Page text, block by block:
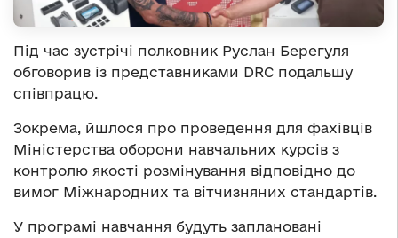
Під час зустрічі полковник Руслан Берегуля
обговорив із представниками DRC подальшу
співпрацю.
Зокрема, йшлося про проведення для фахівців
Міністерства оборони навчальних курсів з
контролю якості розмінування відповідно до
вимог Міжнародних та вітчизняних стандартів.
У програмі навчання будуть заплановані